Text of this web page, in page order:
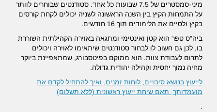
מיני-סמסטרים של 7.5 שבועות כל אחד. סטודנטים שבוחרים לוותר
על התמחות הקיץ בין השנה הראשונה לשניה יכולים לקחת קורסים
בקיץ ולסיים את הלימודים תוך 16 חודשים.
ביה"ס טפר הוא קטן ואינטימי ומתגאה באוירה הקהילתית השוררת
בו, לכן גם חשוב לו לבחור סטודנטים שיתאימו לאוירה ויכולים
לתרום לעבודת צוות. הוא ממוקם בפיטסבורג, שמתאפיינת ביוקר
מחיה נמוך יחסית וקהילה יהודית גדולה.
לייעוץ בנושא סיכויים, לוחות זמנים, ואיך להתחיל לקדם את
מועמדותך, תאם שיחת ייעוץ ראשונית (ללא תשלום)
.